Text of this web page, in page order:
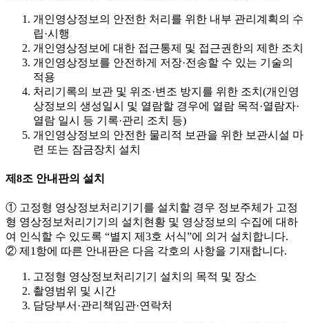
개인영상정보의 안전한 처리를 위한 내부 관리계획의 수
립·시행
개인영상정보에 대한 접근통제 및 접근권한의 제한 조치
개인영상정보를 안전하게 저장·전송할 수 있는 기술의
적용
처리기록의 보관 및 위조·변조 방지를 위한 조치(개인영
상정보의 생성일시 및 열람할 경우에 열람 목적·열람자·
열람 일시 등 기록·관리 조치 등)
개인영상정보의 안전한 물리적 보관을 위한 보관시설 마
련 또는 잠금장치 설치
제8조 안내판의 설치
① 고정형 영상정보처리기기를 설치할 경우 정보주체가 고정
형 영상정보처리기기의 설치현황 및 영상정보의 수집에 대하
여 인식할 수 있도록 “별지 제3호 서식”에 의거 설치합니다.
② 제1항에 따른 안내판은 다음 각호의 사항을 기재합니다.
고정형 영상정보처리기기 설치의 목적 및 장소
촬영범위 및 시간
담당부서·관리책임관·연락처